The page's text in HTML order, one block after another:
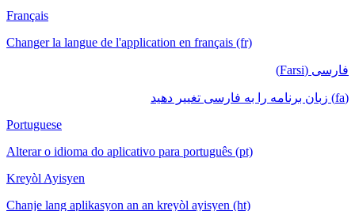
Français
Changer la langue de l'application en français (fr)
فارسی (Farsi)
(fa) زبان برنامه را به فارسی تغییر دهید
Portuguese
Alterar o idioma do aplicativo para português (pt)
Kreyòl Ayisyen
Chanje lang aplikasyon an an kreyòl ayisyen (ht)